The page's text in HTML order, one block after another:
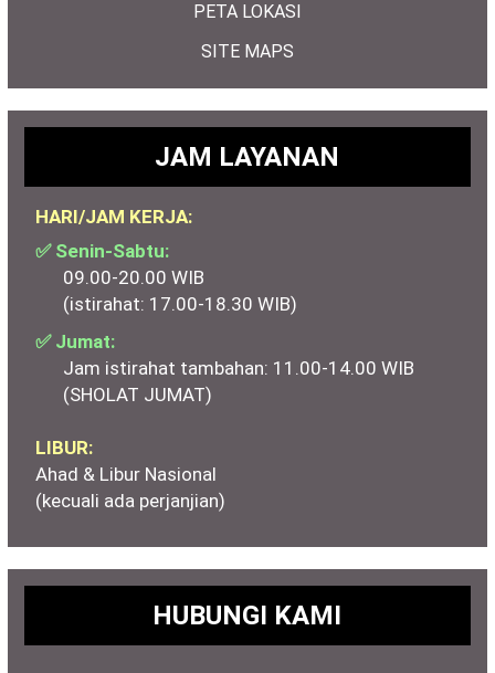
PETA LOKASI
SITE MAPS
JAM LAYANAN
HARI/JAM KERJA:
✅ Senin-Sabtu:
09.00-20.00 WIB
(istirahat: 17.00-18.30 WIB)
✅ Jumat:
Jam istirahat tambahan: 11.00-14.00 WIB
(SHOLAT JUMAT)
LIBUR:
Ahad & Libur Nasional
(kecuali ada perjanjian)
HUBUNGI KAMI